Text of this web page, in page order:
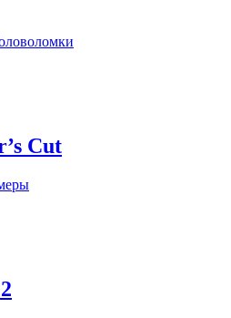
Cut